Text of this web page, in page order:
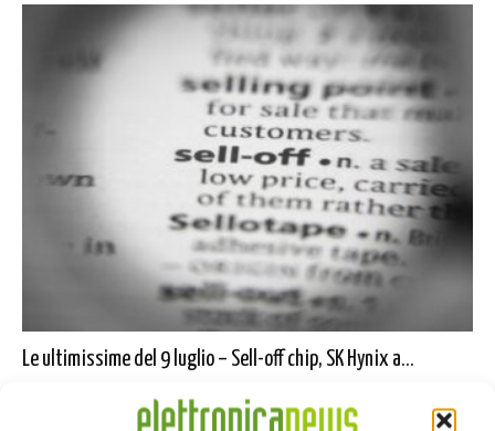
Le ultimissime del 9 luglio – Sell-off chip, SK Hynix a...
Il sell-off dei semiconduttori brucia 1.300 miliardi di dollari tra dubbi